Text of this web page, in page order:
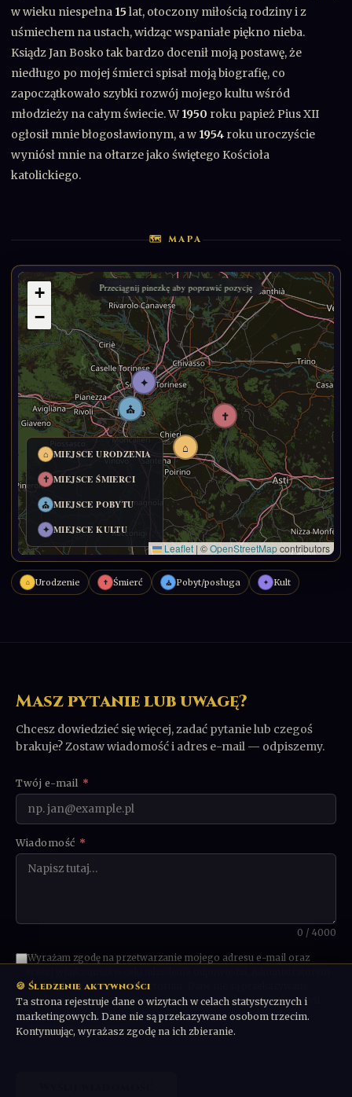
w wieku niespełna 15 lat, otoczony miłością rodziny i z
uśmiechem na ustach, widząc wspaniałe piękno nieba.
Ksiądz Jan Bosko tak bardzo docenił moją postawę, że
niedługo po mojej śmierci spisał moją biografię, co
zapoczątkowało szybki rozwój mojego kultu wśród
młodzieży na całym świecie. W 1950 roku papież Pius XII
ogłosił mnie błogosławionym, a w 1954 roku uroczyście
wyniósł mnie na ołtarze jako świętego Kościoła
katolickiego.
🗺 MAPA
⌂ Urodzenie ✝ Śmierć ⛪ Pobyt/posługa ✦ Kult
Masz pytanie lub uwagę?
Chcesz dowiedzieć się więcej, zadać pytanie lub czegoś
brakuje? Zostaw wiadomość i adres e-mail — odpiszemy.
Twój e-mail *
Wiadomość *
0 / 4000
Wyrażam zgodę na przetwarzanie mojego adresu e-mail oraz
danych jest Communio Sanctorum. Dane nie są przekazywane
osobom trzecim ani wykorzystywane w celach marketingowych
bez odrębnej zgody. Możesz poprosić o usunięcie danych w
dowolnym momencie.
🍪 Śledzenie aktywności
Ta strona rejestruje dane o wizytach w celach statystycznych i
marketingowych. Dane nie są przekazywane osobom trzecim.
Kontynuując, wyrażasz zgodę na ich zbieranie.